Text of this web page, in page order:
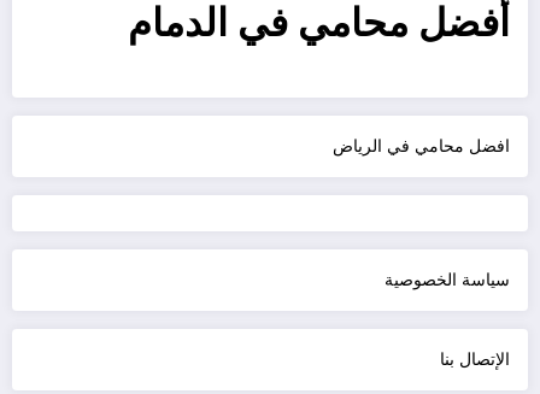
أفضل محامي في الدمام
افضل محامي في الرياض
سياسة الخصوصية
الإتصال بنا